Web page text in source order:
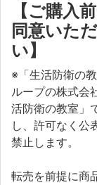
【ご購入
同意いた
い】
※「生活防衛の
ループの株式会
活防衛の教室」
し、許可なく公
禁止します。
転売を前提に商